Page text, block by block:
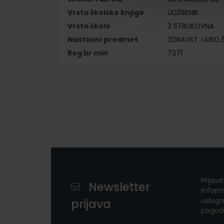
Vrsta školske knjige
UDŽBENIK
Vrsta škole
3 STRUKOVNA
Nastavni predmet
ZDRAVST. I
Reg br min
7371
Newsletter
prijava